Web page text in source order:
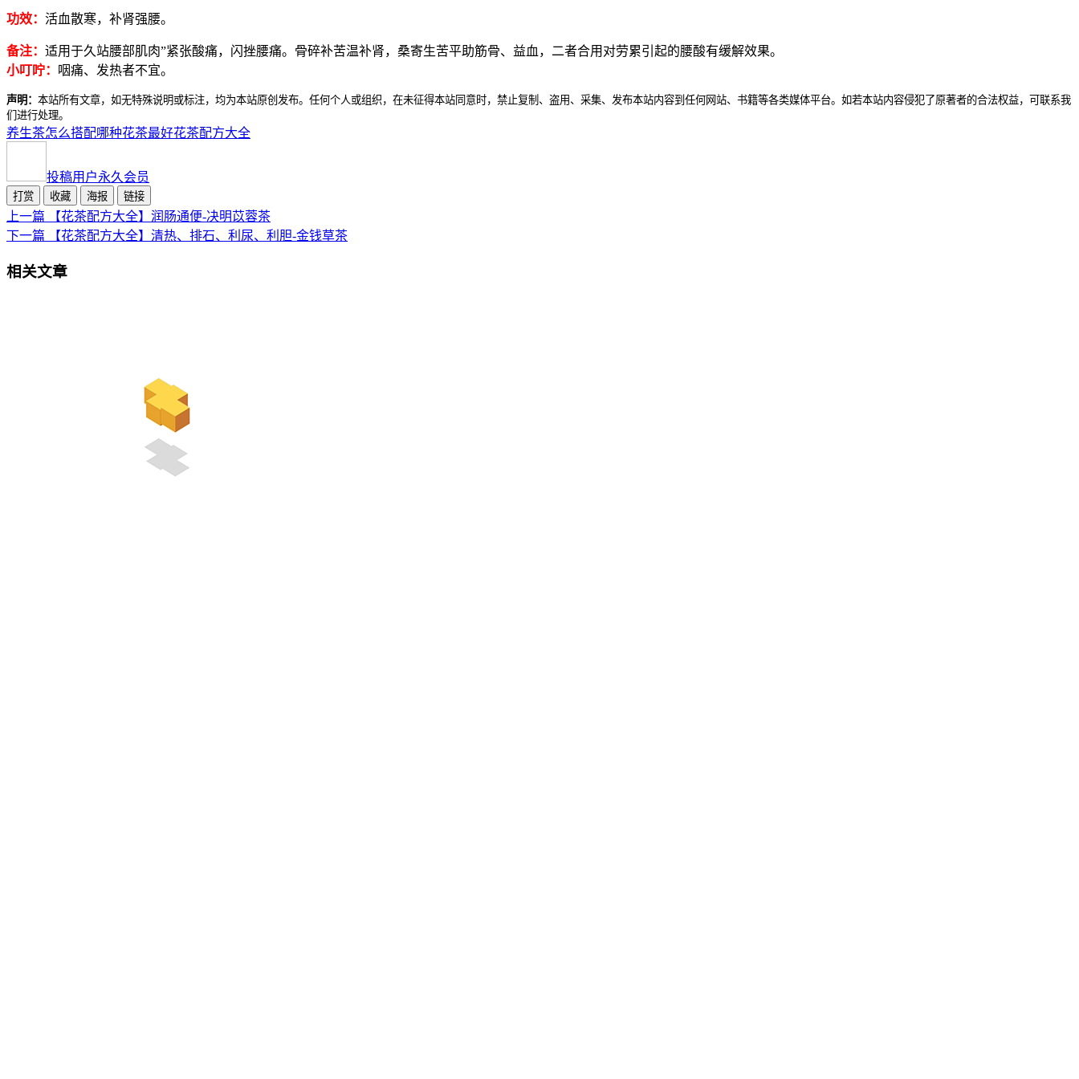
功效： 活血散寒，补肾强腰。
备注： 适用于久站腰部肌肉”紧张酸痛，闪挫腰痛。骨碎补苦温补肾，桑寄生苦平助筋骨、益血，二者合用对劳累引起的腰酸有缓解效果。
小叮咛：
咽痛、发热者不宜。
声明： 本站所有文章，如无特殊说明或标注，均为本站原创发布。任何个人或组织，在未征得本站同意时，禁止复制、盗用、采集、发布本站内容到任何网站、书籍等各类媒体平台。如若本站内容侵犯了原著者的合法权益，可联系我
们进行处理。
养生茶怎么搭配哪种花茶最好花茶配方大全
投稿用户永久会员
打赏 收藏 海报 链接
上一篇
【花茶配方大全】润肠通便-决明苡蓉茶
下一篇
【花茶配方大全】清热、排石、利尿、利胆-金钱草茶
相关文章